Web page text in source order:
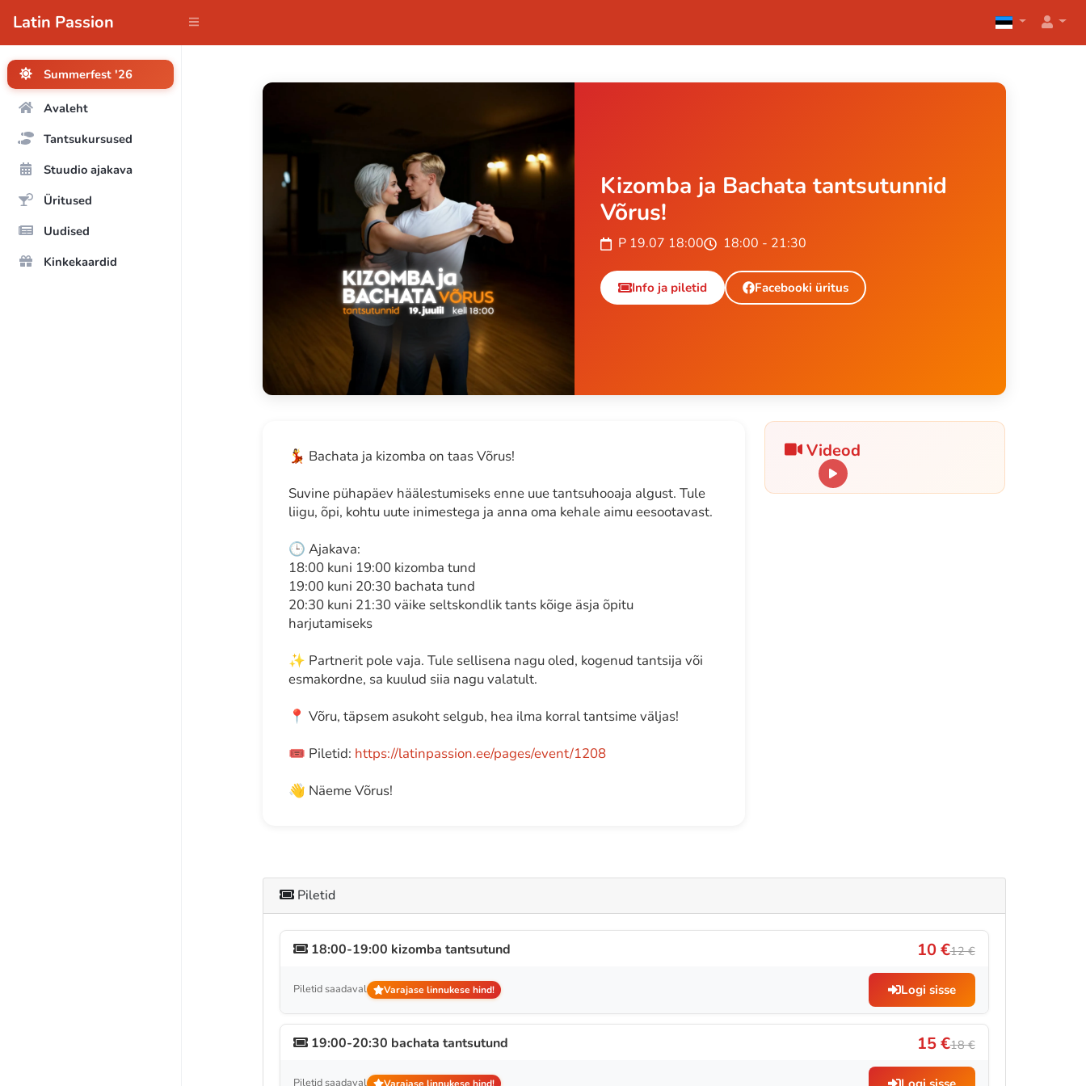
Latin Passion
Summerfest '26
Avaleht
Tantsukursused
Stuudio ajakava
Üritused
Uudised
Kinkekaardid
Kizomba ja Bachata tantsutunnid
Võrus!
P 19.07 18:00 18:00 - 21:30
Info ja piletid Facebooki üritus
💃 Bachata ja kizomba on taas Võrus!
Suvine pühapäev häälestumiseks enne uue tantsuhooaja algust. Tule
liigu, õpi, kohtu uute inimestega ja anna oma kehale aimu eesootavast.
🕒 Ajakava:
18:00 kuni 19:00 kizomba tund
19:00 kuni 20:30 bachata tund
20:30 kuni 21:30 väike seltskondlik tants kõige äsja õpitu
harjutamiseks
✨ Partnerit pole vaja. Tule sellisena nagu oled, kogenud tantsija või
esmakordne, sa kuulud siia nagu valatult.
📍 Võru, täpsem asukoht selgub, hea ilma korral tantsime väljas!
🎟️ Piletid: https://latinpassion.ee/pages/event/1208
👋 Näeme Võrus!
Videod
Piletid
18:00-19:00 kizomba tantsutund 10 €12 €
Piletid saadaval Varajase linnukese hind! Logi sisse
19:00-20:30 bachata tantsutund 15 €18 €
Piletid saadaval Varajase linnukese hind!